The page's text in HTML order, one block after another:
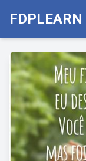
FDPLEARN